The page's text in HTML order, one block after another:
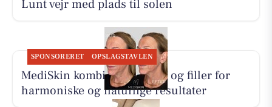
Lunt vejr med plads til solen
SPONSORERET OPSLAGSTAVLEN
MediSkin kombinerer botox og filler for
harmoniske og naturlige resultater